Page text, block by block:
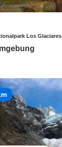
Los Glaciares